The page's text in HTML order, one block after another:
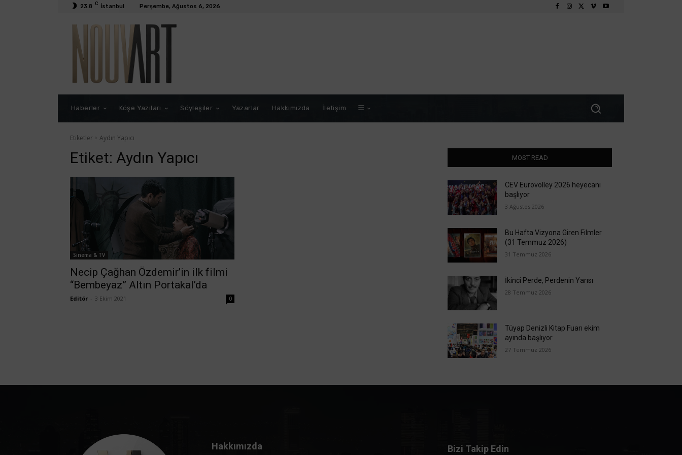
23.8 C İstanbul Perşembe, Ağustos 6, 2026
Haberler Köşe Yazıları Söyleşiler Yazarlar Hakkımızda İletişim
Etiketler Aydın Yapıcı
Etiket: Aydın Yapıcı
Sinema & TV
Necip Çağhan Özdemir’in ilk filmi
“Bembeyaz” Altın Portakal’da
Editör 3 Ekim 2021 0
MOST READ
CEV Eurovolley 2026 heyecanı
başlıyor
3 Ağustos 2026
Bu Hafta Vizyona Giren Filmler
(31 Temmuz 2026)
31 Temmuz 2026
İkinci Perde, Perdenin Yarısı
28 Temmuz 2026
Tüyap Denizli Kitap Fuarı ekim
ayında başlıyor
27 Temmuz 2026
Hakkımızda Bizi Takip Edin